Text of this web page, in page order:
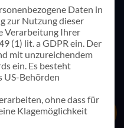
zu
lesen
Daten in
zur Nutzung dieser
Verarbeitung Ihrer
(1) lit. a GDPR ein. Der
mit unzureichendem
ein. Es besteht
US-Behörden
ohne dass für
Klagemöglichkeit